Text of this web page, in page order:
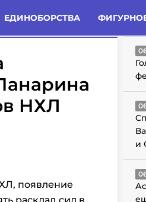
ЕДИНОБОРСТВА
НХЛ
появление
и